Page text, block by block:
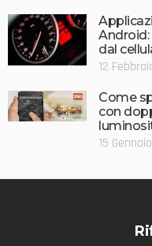
dal
12
Come
con
15